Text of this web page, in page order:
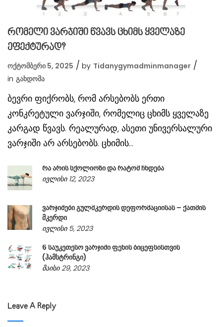
რომელი ვარჯიში წვავს ცხიმს ყველაზე
ეფექტურად?
ოქტომბერი 5, 2025
by Tidanygymadminmanager
in Გახდომა
ბევრი ფიქრობს, რომ არსებობს ერთი
კონკრეტული ვარჯიში, რომელიც ცხიმს ყველაზე
კარგად წვავს. რეალურად, ასეთი უნივერსალური
ვარჯიში არ არსებობს. ცხიმის...
რა არის სქოლიოზი და რატომ ჩნდება
ივლისი 12, 2023
ვარჯიშები გულმკერდის დეფორმაციისას – ქათმის
მკერდი
ივლისი 5, 2023
6 საუკეთესო ვარჯიში ფეხის ბიცეფსისთვის
(ჰამსტრინგი)
მაისი 29, 2023
Leave A Reply